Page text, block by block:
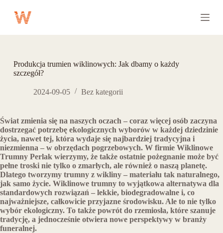
e
d
ś
c
i
Produkcja trumien wiklinowych: Jak dbamy o każdy
szczegół?
2024-09-05 Bez kategorii
Świat zmienia się na naszych oczach – coraz więcej osób zaczyna
dostrzegać potrzebę ekologicznych wyborów w każdej dziedzinie
życia, nawet tej, która wydaje się najbardziej tradycyjna i
niezmienna – w obrzędach pogrzebowych. W firmie Wiklinowe
Trumny Perlak wierzymy, że także ostatnie pożegnanie może być
pełne troski nie tylko o zmarłych, ale również o naszą planetę.
Dlatego tworzymy trumny z wikliny – materiału tak naturalnego,
jak samo życie. Wiklinowe trumny to wyjątkowa alternatywa dla
standardowych rozwiązań – lekkie, biodegradowalne i, co
najważniejsze, całkowicie przyjazne środowisku. Ale to nie tylko
wybór ekologiczny. To także powrót do rzemiosła, które szanuje
tradycję, a jednocześnie otwiera nowe perspektywy w branży
funeralnej.